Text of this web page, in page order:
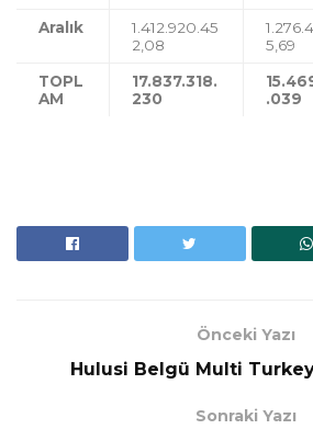
Aralık
1.412.920.45
2,08
5,69
TOPL
AM
17.837.318.
230
.039
Önceki Yazı
Hulusi Belgü Multi
Sonraki Yazı